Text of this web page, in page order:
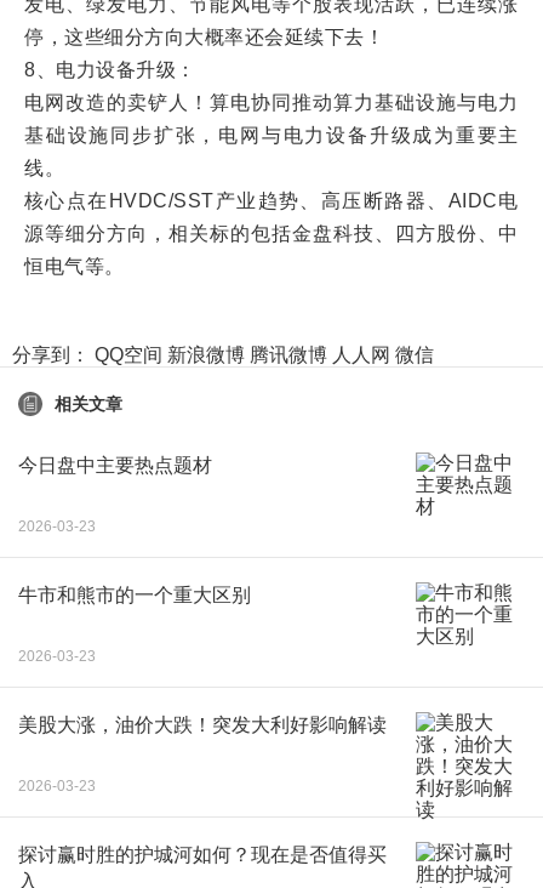
发电、绿发电力、节能风电等个股表现活跃，已连续涨
停，这些细分方向大概率还会延续下去！
8、电力设备升级：
电网改造的卖铲人！算电协同推动算力基础设施与电力
基础设施同步扩张，电网与电力设备升级成为重要主
线。
核心点在HVDC/SST产业趋势、高压断路器、AIDC电
源等细分方向，相关标的包括金盘科技、四方股份、中
恒电气等。
分享到： QQ空间 新浪微博 腾讯微博 人人网 微信
相关文章
今日盘中主要热点题材
2026-03-23
牛市和熊市的一个重大区别
2026-03-23
美股大涨，油价大跌！突发大利好影响解读
2026-03-23
探讨赢时胜的护城河如何？现在是否值得买
入